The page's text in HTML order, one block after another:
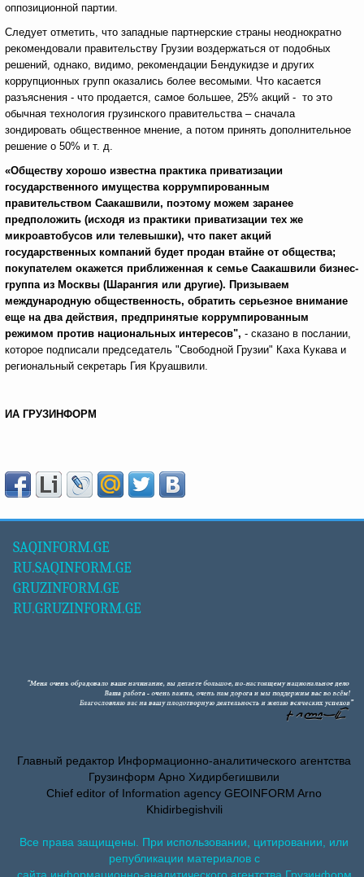
оппозиционной партии.
Следует отметить, что западные партнерские страны неоднократно
рекомендовали правительству Грузии воздержаться от подобных
решений, однако, видимо, рекомендации Бендукидзе и других
коррупционных групп оказались более весомыми. Что касается
разъяснения - что продается, самое большее, 25% акций - то это
обычная технология грузинского правительства – сначала
зондировать общественное мнение, а потом принять дополнительное
решение о 50% и т. д.
«Обществу хорошо известна практика приватизации
государственного имущества коррумпированным
правительством Саакашвили, поэтому можем заранее
предположить (исходя из практики приватизации тех же
микроавтобусов или телевышки), что пакет акций
государственных компаний будет продан втайне от общества;
покупателем окажется приближенная к семье Саакашвили бизнес-
группа из Москвы (Шарангия или другие). Призываем
международную общественность, обратить серьезное внимание
еще на два действия, предпринятые коррумпированным
режимом против национальных интересов", - сказано в послании,
которое подписали председатель "Свободной Грузии" Каха Кукава и
региональный секретарь Гия Круашвили.
ИА ГРУЗИНФОРМ
SAQINFORM.GE
RU.SAQINFORM.GE
GRUZINFORM.GE
RU.GRUZINFORM.GE
Главный редактор Информационно-аналитического агентства
Грузинформ Арно Хидирбегишвили
Chief editor of Information agency GEOINFORM Arno
Khidirbegishvili
Все права защищены. При использовании, цитировании, или
републикации материалов с
сайта информационно-аналитического агентства Грузинформ